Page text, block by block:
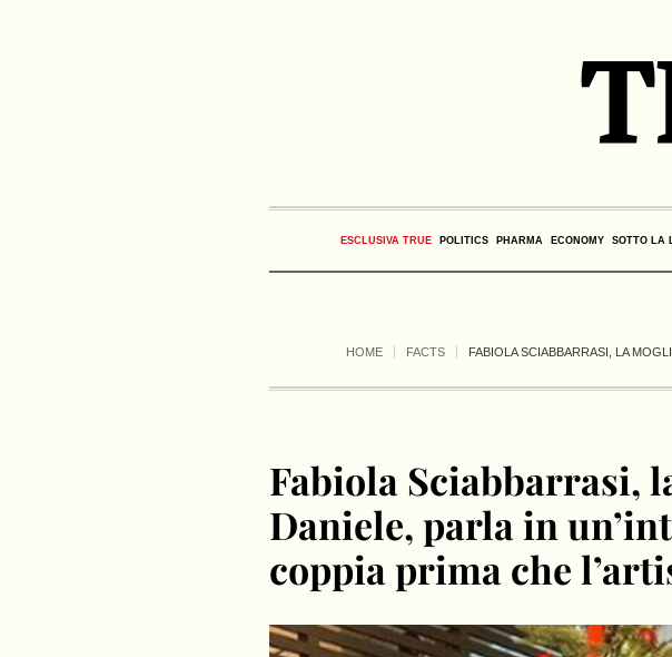
ESCLUSIVA TRUE POLITICS PHARMA ECONOMY SOTTO LA
HOME FACTS FABIOLA SCIABBARRASI, LA
Fabiola Sciabbarrasi,
Daniele, parla in
coppia prima che